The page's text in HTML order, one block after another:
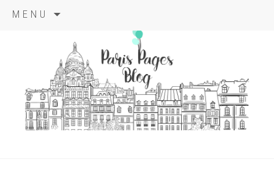
MENU
principal
paris pages
blog